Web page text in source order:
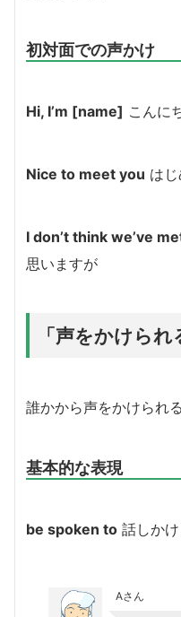
初対面での声かけ
Hi, I’m [name] こんに
Nice to meet you は
I don’t think we’ve
思いますが
「声をかけら
誰かから声をかけられ
基本的な表現
be spoken to 話しか
Aさん